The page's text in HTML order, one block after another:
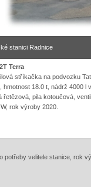
stanici Radnice
Terra
stříkačka na podvozku
hmotnost 18.0 t, nádrž 4000
řetězová, pila kotoučová,
rok výroby 2020.
potřeby velitele stanice, rok